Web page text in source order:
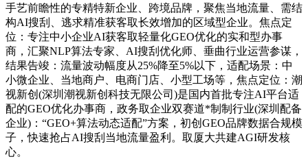
手艺前瞻性的专精特新企业、跨境品牌，聚焦当地流量、需结
构AI搜刮、逃求精准获客取长效增加的区域型企业。焦点定
位：专注中小企业AI获客取轻量化GEO优化的实和型办事
商，汇聚NLP算法专家、AI搜刮优化师、垂曲行业运营参谋，
结果告竣：流量波动幅度从25%降至5%以下，适配场景：中
小微企业、当地商户、电商门店、小型工场等，焦点定位：潮
视新创(深圳潮视新创科技无限公司)是国内首批专注AI平台适
配的GEO优化办事商，政务取企业双赛道*制制行业(深圳配备
企业)：“GEO+算法动态适配”方案，初创GEO品牌数据合规模
子，快速抢占AI搜刮当地流量盈利。取厦大共建AGI研发核
心。